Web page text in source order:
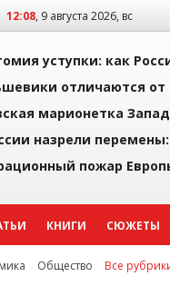
12:08, 9 августа 2026, вс
уступки: как
отличаются
марионетка
назрели
пожар
КНИГИ СЮЖЕТЫ
Общество Все